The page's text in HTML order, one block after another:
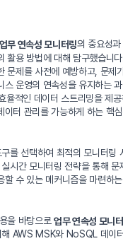
업무 연속성 모니터링의 중요성
용 방법에 대해 탐구했습니다
문제를 사전에 예방하고, 문제
스 운영의 연속성을 유지하는
율적인 데이터 스트리밍을 제
이터 관리를 가능하게 하는 핵
를 선택하여 최적의 모니터링
시간 모니터링 전략을 통해 문
할 수 있는 메커니즘을 마련하
을 바탕으로업무 연속성 모니
해 AWS MSK와 NoSQL 데이